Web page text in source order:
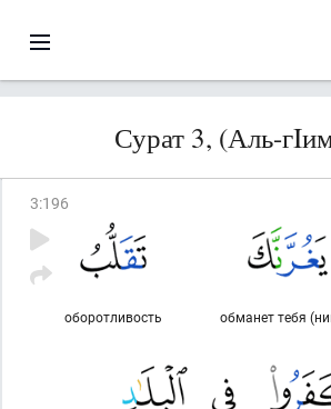
Сурат 3, (Аль-
3:196
обманет тебя
оборотливость